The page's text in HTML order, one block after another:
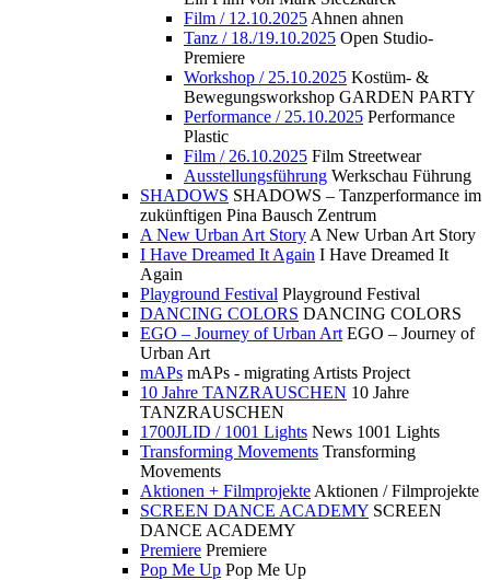
Film / 12.10.2025 Ahnen ahnen
Tanz / 18./19.10.2025 Open Studio-
Premiere
Workshop / 25.10.2025 Kostüm- &
Bewegungsworkshop GARDEN PARTY
Performance / 25.10.2025 Performance
Plastic
Film / 26.10.2025 Film Streetwear
Ausstellungsführung Werkschau Führung
SHADOWS SHADOWS – Tanzperformance im
zukünftigen Pina Bausch Zentrum
A New Urban Art Story A New Urban Art Story
I Have Dreamed It Again I Have Dreamed It
Again
Playground Festival Playground Festival
DANCING COLORS DANCING COLORS
EGO – Journey of Urban Art EGO – Journey of
Urban Art
mAPs mAPs - migrating Artists Project
10 Jahre TANZRAUSCHEN 10 Jahre
TANZRAUSCHEN
1700JLID / 1001 Lights News 1001 Lights
Transforming Movements Transforming
Movements
Aktionen + Filmprojekte Aktionen / Filmprojekte
SCREEN DANCE ACADEMY SCREEN
DANCE ACADEMY
Premiere Premiere
Pop Me Up Pop Me Up